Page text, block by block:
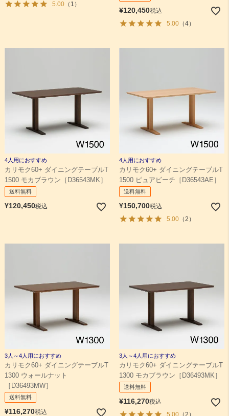
5.00（1）
¥120,450税込
5.00（4）
4人用におすすめ
カリモク60+ ダイニングテーブルT
1500 モカブラウン［D36543MK］
送料無料
¥120,450税込
4人用におすすめ
カリモク60+ ダイニングテーブルT
1500 ピュアビーチ［D36543AE］
送料無料
¥150,700税込
5.00（2）
3人～4人用におすすめ
カリモク60+ ダイニングテーブルT
1300 ウォールナット
［D36493MW］
送料無料
¥116,270税込
3人～4人用におすすめ
カリモク60+ ダイニングテーブルT
1300 モカブラウン［D36493MK］
送料無料
¥116,270税込